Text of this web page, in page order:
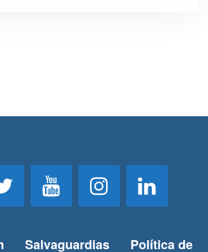
Salvaguardias Política de